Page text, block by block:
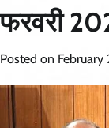
फरवरी
Posted on